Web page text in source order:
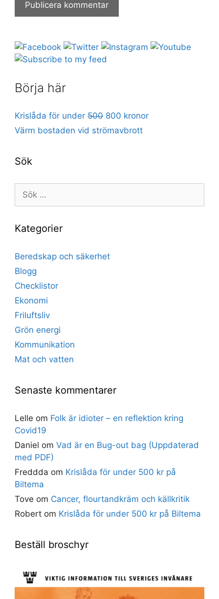
Börja här
Krislåda för under 500 800 kronor
Värm bostaden vid strömavbrott
Sök
Sök
efter:
Kategorier
Beredskap och säkerhet
Blogg
Checklistor
Ekonomi
Friluftsliv
Grön energi
Kommunikation
Mat och vatten
Senaste kommentarer
Lelle om Folk är idioter – en reflektion kring
Covid19
Daniel om Vad är en Bug-out bag (Uppdaterad
med PDF)
Freddda om Krislåda för under 500 kr på
Biltema
Tove om Cancer, flourtandkräm och källkritik
Robert om Krislåda för under 500 kr på Biltema
Beställ broschyr